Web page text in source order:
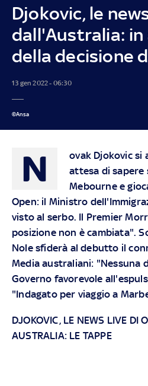
Djokovic, le
dall'Australia:
della decisione
13 gen 2022 - 06:30
©Ansa
N
ovak Djokovic si
attesa di sapere
Mebourne e
Open: il Ministro
visto al serbo. Il Premier
posizione non è cambiata".
Nole sfiderà al debutto il
Media australiani: "Nessuna
Governo favorevole
"Indagato per viaggio a
DJOKOVIC, LE NEWS LIVE DI
AUSTRALIA: LE TAPPE